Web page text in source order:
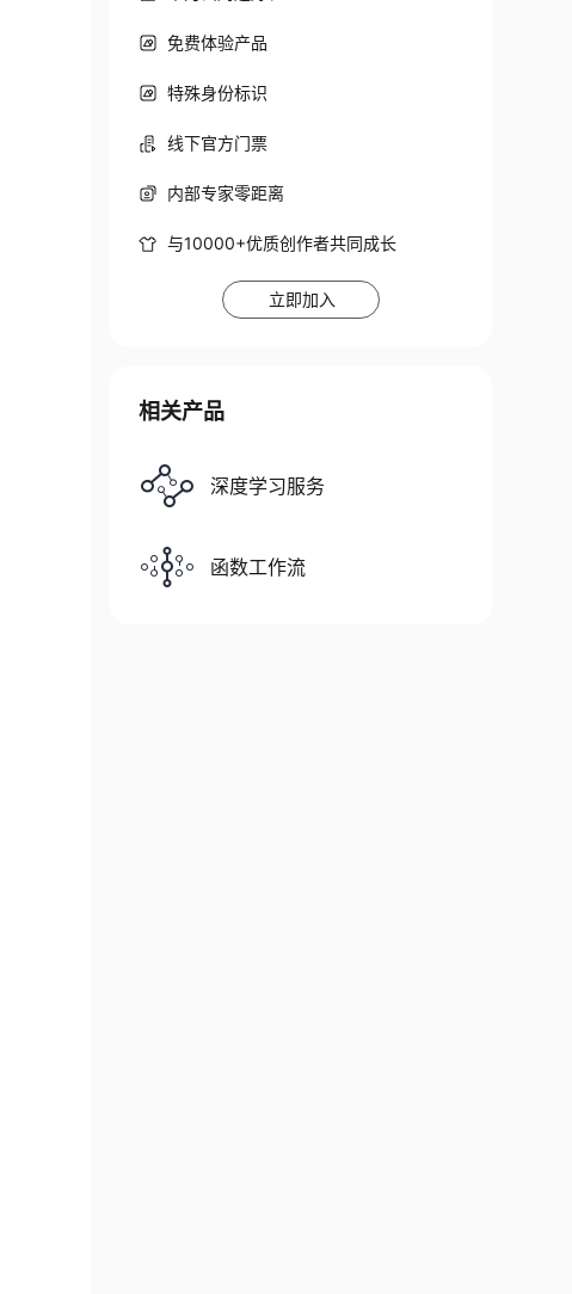
免费体验产品
特殊身份标识
线下官方门票
内部专家零距离
与10000+优质创作者共同成长
立即加入
相关产品
深度学习服务
函数工作流